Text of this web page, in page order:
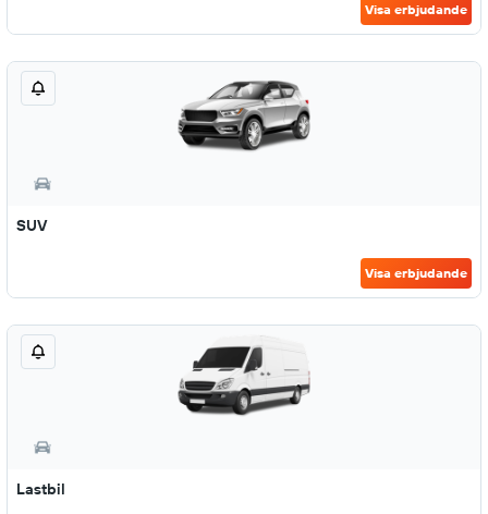
Visa erbjudande
SUV
Visa erbjudande
Lastbil